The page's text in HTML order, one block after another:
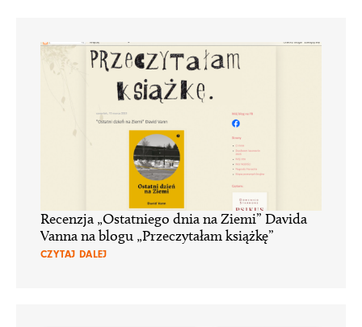
Recenzja „Ostatniego dnia na Ziemi” Davida
Vanna na blogu „Przeczytałam książkę”
CZYTAJ DALEJ